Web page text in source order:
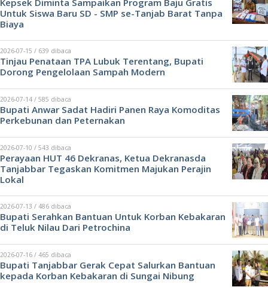
Kepsek Diminta Sampaikan Program Baju Gratis
Untuk Siswa Baru SD - SMP se-Tanjab Barat Tanpa
Biaya
2026-07-15 / 639 dibaca
Tinjau Penataan TPA Lubuk Terentang, Bupati
Dorong Pengelolaan Sampah Modern
2026-07-14 / 585 dibaca
Bupati Anwar Sadat Hadiri Panen Raya Komoditas
Perkebunan dan Peternakan
2026-07-10 / 543 dibaca
Perayaan HUT 46 Dekranas, Ketua Dekranasda
Tanjabbar Tegaskan Komitmen Majukan Perajin
Lokal
2026-07-13 / 486 dibaca
Bupati Serahkan Bantuan Untuk Korban Kebakaran
di Teluk Nilau Dari Petrochina
2026-07-16 / 465 dibaca
Bupati Tanjabbar Gerak Cepat Salurkan Bantuan
kepada Korban Kebakaran di Sungai Nibung